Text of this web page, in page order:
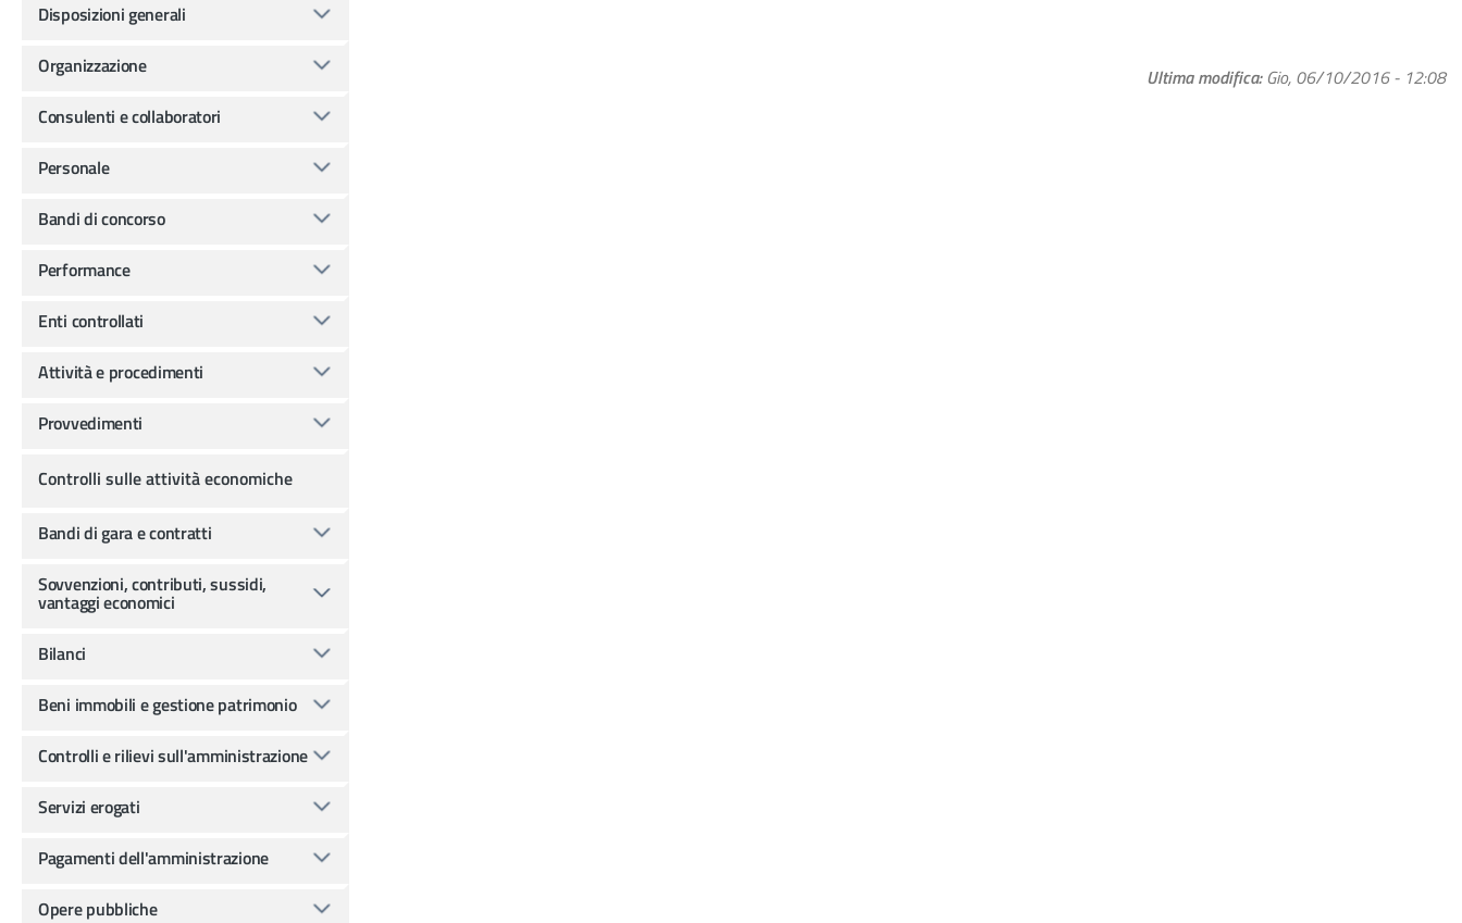
Ultima modifica Gio, 06/10/2016 - 12:08
Disposizioni generali
Organizzazione
Consulenti e collaboratori
Personale
Bandi di concorso
Performance
Enti controllati
Attività e procedimenti
Provvedimenti
Controlli sulle attività economiche
Bandi di gara e contratti
Sovvenzioni, contributi, sussidi,
vantaggi economici
Bilanci
Beni immobili e gestione patrimonio
Controlli e rilievi sull'amministrazione
Servizi erogati
Pagamenti dell'amministrazione
Opere pubbliche